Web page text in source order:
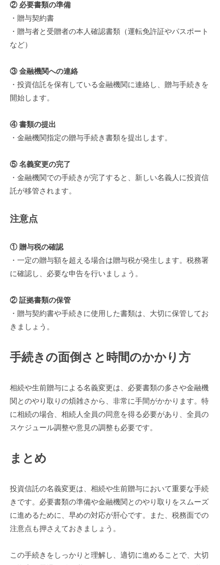
② 必要書類の準備
・贈与契約書
・贈与者と受贈者の本人確認書類（運転免許証やパスポート
など）
③ 金融機関への連絡
・投資信託を保有している金融機関に連絡し、贈与手続きを
開始します。
④ 書類の提出
・金融機関指定の贈与手続き書類を提出します。
⑤ 名義変更の完了
・金融機関での手続きが完了すると、新しい名義人に投資信
託が移管されます。
注意点
① 贈与税の確認
・一定の贈与額を超える場合は贈与税が発生します。税務署
に確認し、必要な申告を行いましょう。
② 証拠書類の保管
・贈与契約書や手続きに使用した書類は、大切に保管してお
きましょう。
手続きの面倒さと時間のかかり方
相続や生前贈与による名義変更は、必要書類の多さや金融機
関とのやり取りの煩雑さから、非常に手間がかかります。特
に相続の場合、相続人全員の同意を得る必要があり、全員の
スケジュール調整や意見の調整も必要です。
まとめ
投資信託の名義変更は、相続や生前贈与において重要な手続
きです。必要書類の準備や金融機関とのやり取りをスムーズ
に進めるために、早めの対応が肝心です。また、税務面での
注意点も押さえておきましょう。
この手続きをしっかりと理解し、適切に進めることで、大切